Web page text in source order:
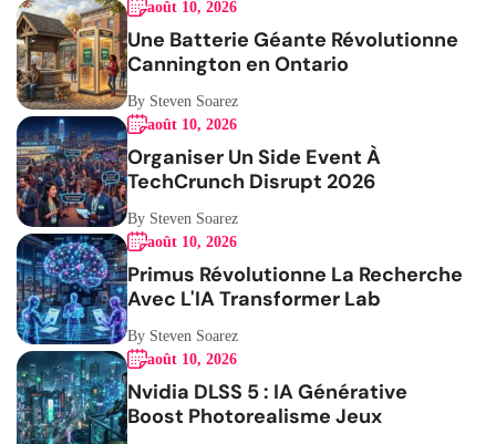
août 10, 2026
Une Batterie Géante Révolutionne
Cannington en Ontario
By Steven Soarez
août 10, 2026
Organiser Un Side Event À
TechCrunch Disrupt 2026
By Steven Soarez
août 10, 2026
Primus Révolutionne La Recherche
Avec L'IA Transformer Lab
By Steven Soarez
août 10, 2026
Nvidia DLSS 5 : IA Générative
Boost Photorealisme Jeux